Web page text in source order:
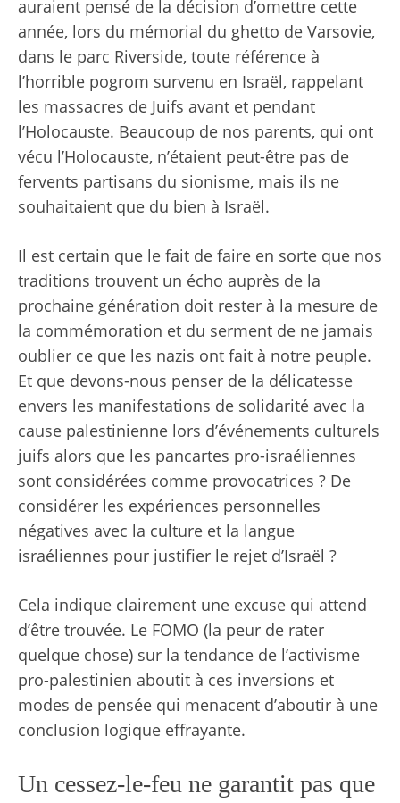
auraient pensé de la décision d’omettre cette
année, lors du mémorial du ghetto de Varsovie,
dans le parc Riverside, toute référence à
l’horrible pogrom survenu en Israël, rappelant
les massacres de Juifs avant et pendant
l’Holocauste. Beaucoup de nos parents, qui ont
vécu l’Holocauste, n’étaient peut-être pas de
fervents partisans du sionisme, mais ils ne
souhaitaient que du bien à Israël.
Il est certain que le fait de faire en sorte que nos
traditions trouvent un écho auprès de la
prochaine génération doit rester à la mesure de
la commémoration et du serment de ne jamais
oublier ce que les nazis ont fait à notre peuple.
Et que devons-nous penser de la délicatesse
envers les manifestations de solidarité avec la
cause palestinienne lors d’événements culturels
juifs alors que les pancartes pro-israéliennes
sont considérées comme provocatrices ? De
considérer les expériences personnelles
négatives avec la culture et la langue
israéliennes pour justifier le rejet d’Israël ?
Cela indique clairement une excuse qui attend
d’être trouvée. Le FOMO (la peur de rater
quelque chose) sur la tendance de l’activisme
pro-palestinien aboutit à ces inversions et
modes de pensée qui menacent d’aboutir à une
conclusion logique effrayante.
Un cessez-le-feu ne garantit pas que